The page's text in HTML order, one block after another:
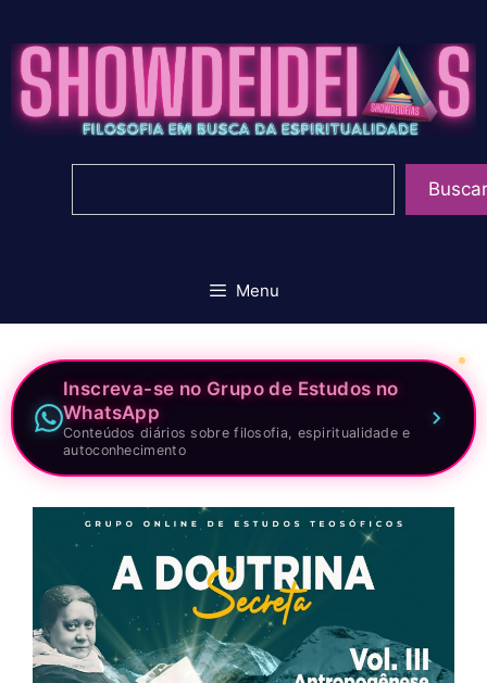
para
conteúdo
Buscar
Menu
Inscreva-se no Grupo de Estudos no
WhatsApp
Conteúdos diários sobre filosofia, espiritualidade e
autoconhecimento